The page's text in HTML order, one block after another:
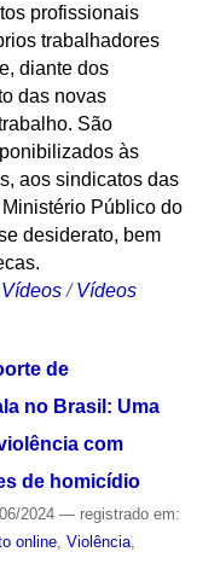
profissionais
trabalhadores
diante dos
das novas
São
às
aos sindicatos das
Público do
desiderato, bem
Vídeos /Vídeos
de
no Brasil: Uma
com
de homicídio
2024 — registrado em:
online, Violência,